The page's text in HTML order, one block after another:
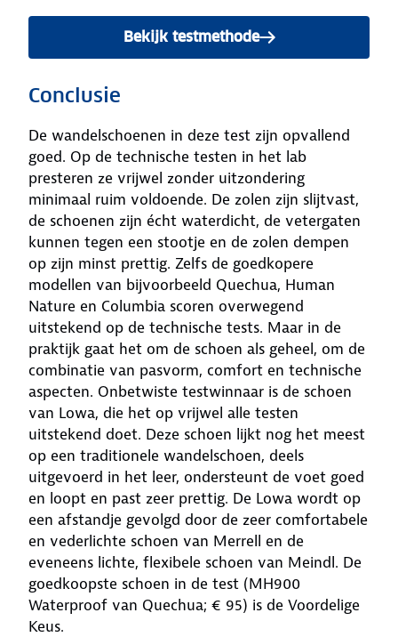
Bekijk testmethode
Conclusie
De wandelschoenen in deze test zijn opvallend
goed. Op de technische testen in het lab
presteren ze vrijwel zonder uitzondering
minimaal ruim voldoende. De zolen zijn slijtvast,
de schoenen zijn écht waterdicht, de vetergaten
kunnen tegen een stootje en de zolen dempen
op zijn minst prettig. Zelfs de goedkopere
modellen van bijvoorbeeld Quechua, Human
Nature en Columbia scoren overwegend
uitstekend op de technische tests. Maar in de
praktijk gaat het om de schoen als geheel, om de
combinatie van pasvorm, comfort en technische
aspecten. Onbetwiste testwinnaar is de schoen
van Lowa, die het op vrijwel alle testen
uitstekend doet. Deze schoen lijkt nog het meest
op een traditionele wandelschoen, deels
uitgevoerd in het leer, ondersteunt de voet goed
en loopt en past zeer prettig. De Lowa wordt op
een afstandje gevolgd door de zeer comfortabele
en vederlichte schoen van Merrell en de
eveneens lichte, flexibele schoen van Meindl. De
goedkoopste schoen in de test (MH900
Waterproof van Quechua; € 95) is de Voordelige
Keus.